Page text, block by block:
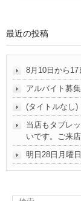
最近の投稿
8月10日から17
アルバイト募集
(タイトルなし)
当店もタブレ
いです。ご来
明日28日月曜